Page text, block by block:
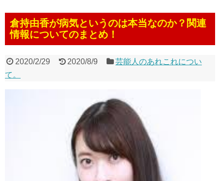
倉持由香が病気というのは本当なのか？関連
情報についてのまとめ！
2020/2/29 2020/8/9
芸能人のあれこれについ
て。